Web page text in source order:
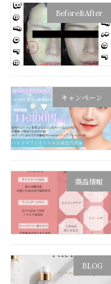
Before&After
キャンペーン
商品情報
BLOG